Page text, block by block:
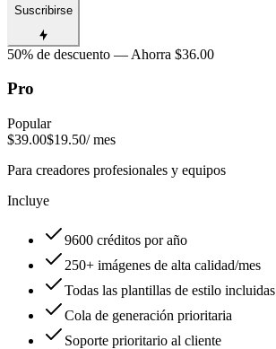
Suscribirse
50% de descuento — Ahorra $36.00
Pro
Popular
$39.00$19.50/ mes
Para creadores profesionales y equipos
Incluye
9600 créditos por año
250+ imágenes de alta calidad/mes
Todas las plantillas de estilo incluidas
Cola de generación prioritaria
Soporte prioritario al cliente